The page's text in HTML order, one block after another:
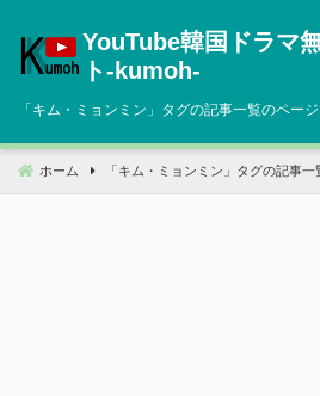
へ
動
YouTube韓国ドラマ
ト‐kumoh‐
「キム・ミョンミン 」タグの記事一覧のページ
ホーム 「 キム・ミョンミン 」タグの記事一